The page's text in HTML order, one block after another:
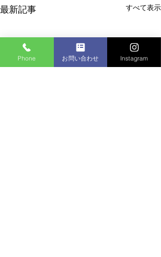
最新記事 すべて表示
Phone お問い合わせ Instagram